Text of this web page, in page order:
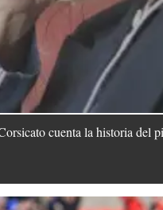
cuenta la historia del